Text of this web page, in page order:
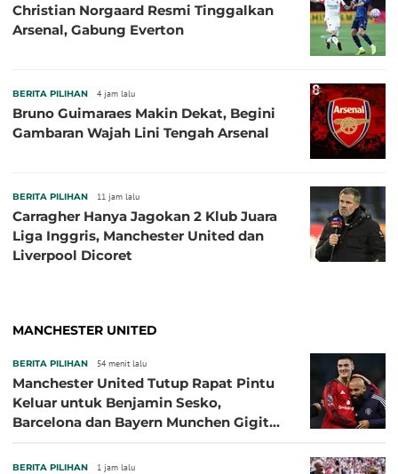
Christian Norgaard Resmi Tinggalkan
Arsenal, Gabung Everton
BERITA PILIHAN 4 jam lalu
Bruno Guimaraes Makin Dekat, Begini
Gambaran Wajah Lini Tengah Arsenal
BERITA PILIHAN 11 jam lalu
Carragher Hanya Jagokan 2 Klub Juara
Liga Inggris, Manchester United dan
Liverpool Dicoret
MANCHESTER UNITED
BERITA PILIHAN 54 menit lalu
Manchester United Tutup Rapat Pintu
Keluar untuk Benjamin Sesko,
Barcelona dan Bayern Munchen Gigit
BERITA PILIHAN 1 jam lalu